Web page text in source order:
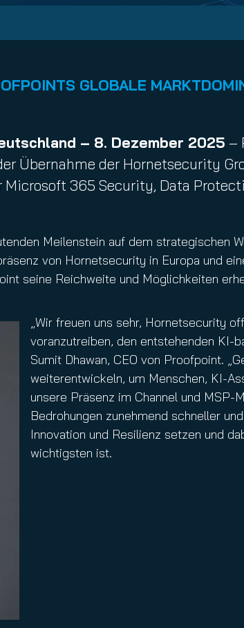
Continuity Service
GLOBALE
– 8. Dezember 2025 –
Übernahme der Hornetsecurity
365 Security, Data
Meilenstein auf dem strategischen
von Hornetsecurity in Europa und
seine Reichweite und Möglichkeiten
„Wir freuen uns sehr, Hornetsecurity
voranzutreiben, den entstehenden KI-
Sumit Dhawan, CEO von Proofpoint.
weiterentwickeln, um Menschen, KI-
unsere Präsenz im Channel und
Bedrohungen zunehmend schneller
Innovation und Resilienz setzen und
wichtigsten ist.